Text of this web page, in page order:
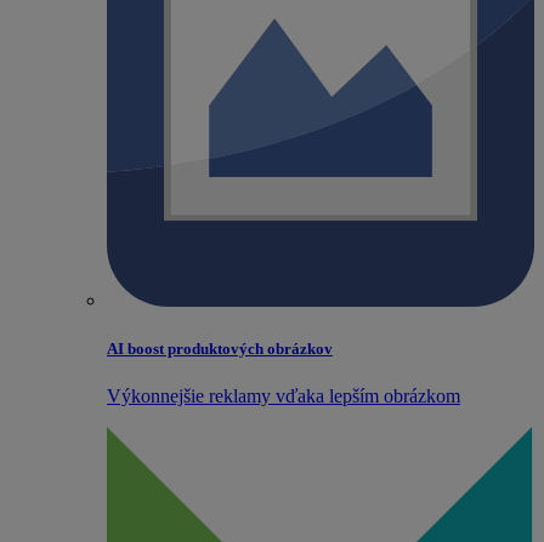
AI boost produktových obrázkov
Výkonnejšie reklamy vďaka lepším obrázkom